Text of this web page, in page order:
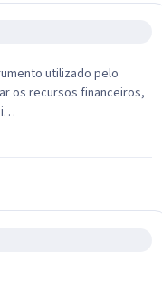
utilizado pelo
os recursos financeiros,